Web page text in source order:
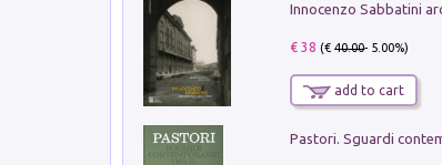
Innocenzo Sabbatini
€ 38 (€40.00- 5.00%)
add to cart